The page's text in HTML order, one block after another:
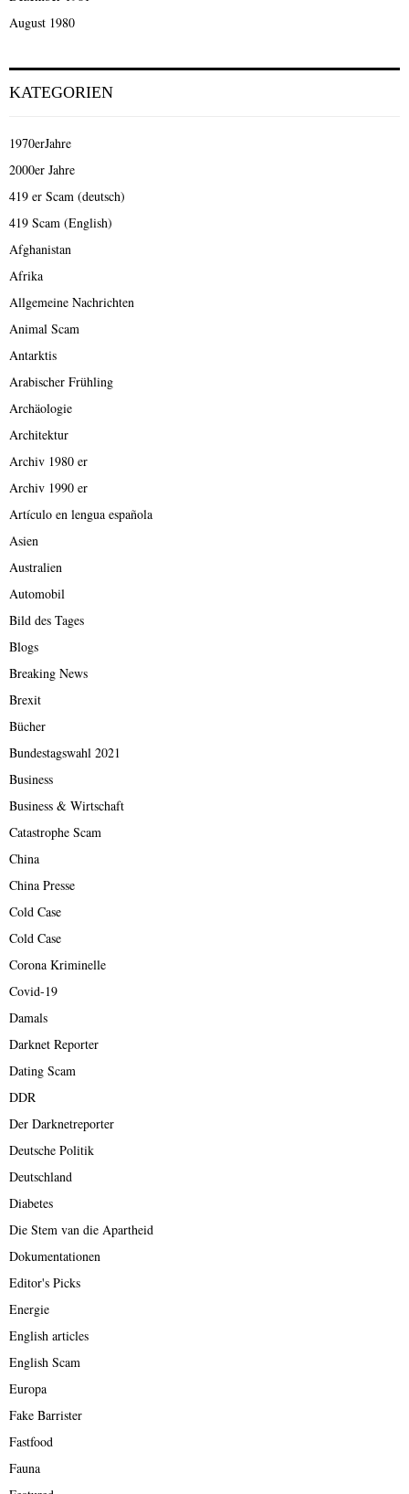
August 1980
KATEGORIEN
1970erJahre
2000er Jahre
419 er Scam (deutsch)
419 Scam (English)
Afghanistan
Afrika
Allgemeine Nachrichten
Animal Scam
Antarktis
Arabischer Frühling
Archäologie
Architektur
Archiv 1980 er
Archiv 1990 er
Artículo en lengua española
Asien
Australien
Automobil
Bild des Tages
Blogs
Breaking News
Brexit
Bücher
Bundestagswahl 2021
Business
Business & Wirtschaft
Catastrophe Scam
China
China Presse
Cold Case
Cold Case
Corona Kriminelle
Covid-19
Damals
Darknet Reporter
Dating Scam
DDR
Der Darknetreporter
Deutsche Politik
Deutschland
Diabetes
Die Stem van die Apartheid
Dokumentationen
Editor's Picks
Energie
English articles
English Scam
Europa
Fake Barrister
Fastfood
Fauna